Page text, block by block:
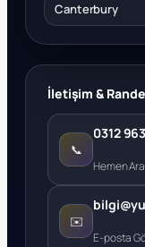
Canterbury
İletişim &
📞
0312
Hemen
✉️
E-posta